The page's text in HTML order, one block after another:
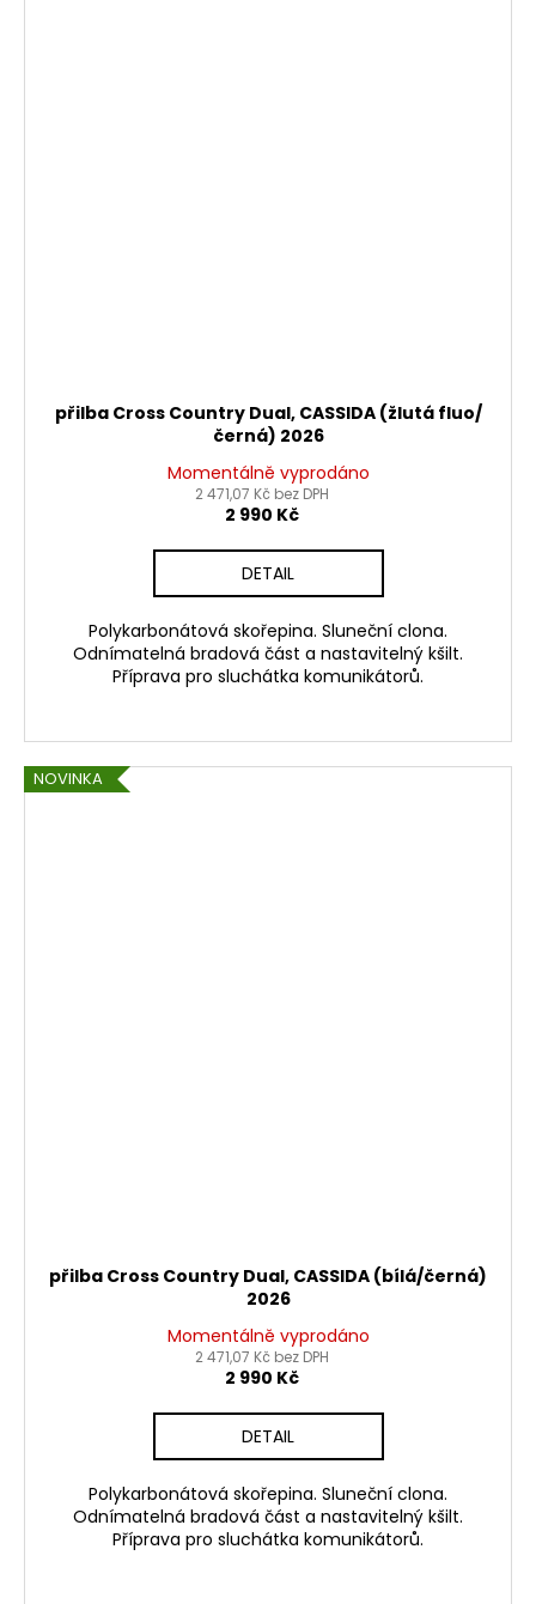
přilba Cross Country Dual, CASSIDA (žlutá fluo/
černá) 2026
Momentálně vyprodáno
2 471,07 Kč bez DPH
2 990 Kč
DETAIL
Polykarbonátová skořepina. Sluneční clona.
Odnímatelná bradová část a nastavitelný kšilt.
Příprava pro sluchátka komunikátorů.
NOVINKA
přilba Cross Country Dual, CASSIDA (bílá/černá)
2026
Momentálně vyprodáno
2 471,07 Kč bez DPH
2 990 Kč
DETAIL
Polykarbonátová skořepina. Sluneční clona.
Odnímatelná bradová část a nastavitelný kšilt.
Příprava pro sluchátka komunikátorů.